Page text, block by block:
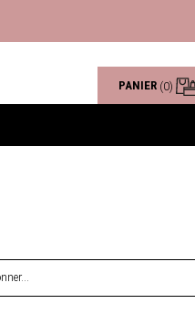
PANIER (0)